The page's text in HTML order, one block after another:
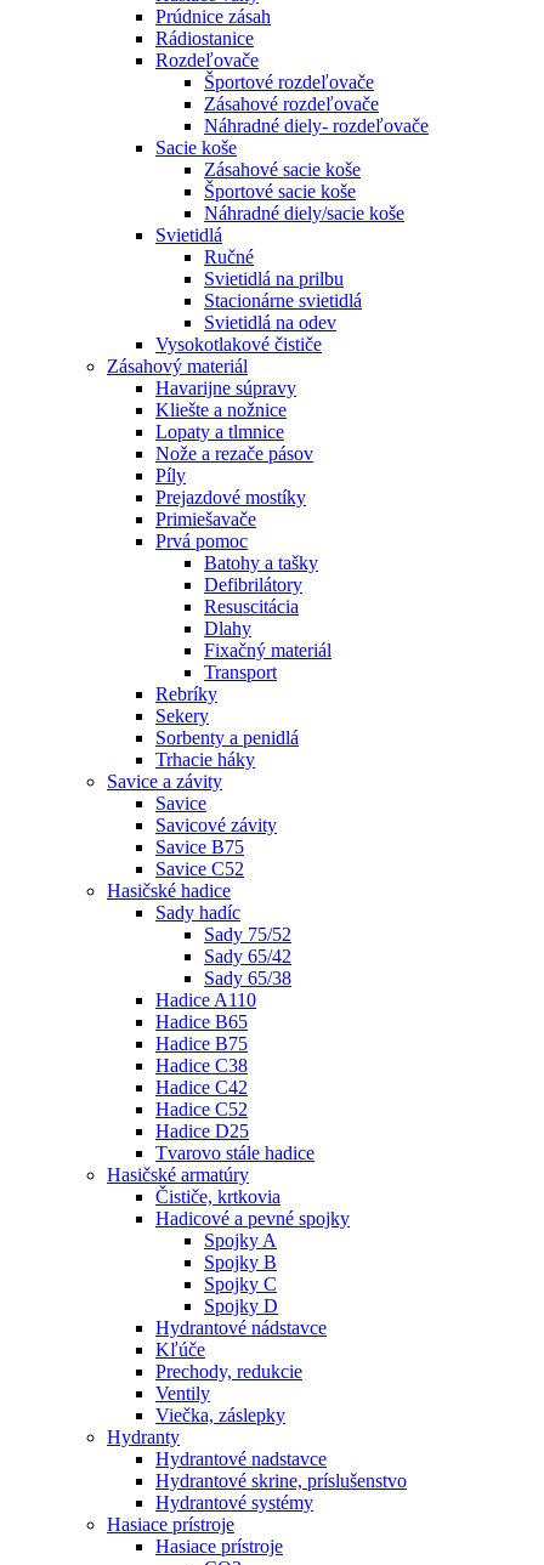
Prúdnice zásah
Rádiostanice
Rozdeľovače
Športové rozdeľovače
Zásahové rozdeľovače
Náhradné diely- rozdeľovače
Sacie koše
Zásahové sacie koše
Športové sacie koše
Náhradné diely/sacie koše
Svietidlá
Ručné
Svietidlá na prilbu
Stacionárne svietidlá
Svietidlá na odev
Vysokotlakové čističe
Zásahový materiál
Havarijne súpravy
Kliešte a nožnice
Lopaty a tlmnice
Nože a rezače pásov
Píly
Prejazdové mostíky
Primiešavače
Prvá pomoc
Batohy a tašky
Defibrilátory
Resuscitácia
Dlahy
Fixačný materiál
Transport
Rebríky
Sekery
Sorbenty a penidlá
Trhacie háky
Savice a závity
Savice
Savicové závity
Savice B75
Savice C52
Hasičské hadice
Sady hadíc
Sady 75/52
Sady 65/42
Sady 65/38
Hadice A110
Hadice B65
Hadice B75
Hadice C38
Hadice C42
Hadice C52
Hadice D25
Tvarovo stále hadice
Hasičské armatúry
Čističe, krtkovia
Hadicové a pevné spojky
Spojky A
Spojky B
Spojky C
Spojky D
Hydrantové nádstavce
Kľúče
Prechody, redukcie
Ventily
Viečka, záslepky
Hydranty
Hydrantové nadstavce
Hydrantové skrine, príslušenstvo
Hydrantové systémy
Hasiace prístroje
Hasiace prístroje